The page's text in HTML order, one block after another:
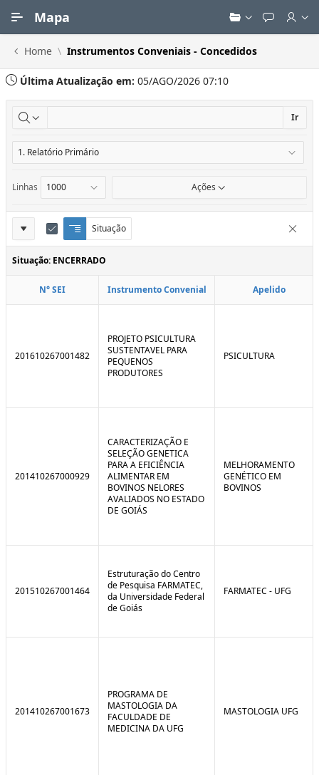
Mapa
Home Instrumentos Conveniais - Concedidos
Última Atualização em: 05/AGO/2026 07:10
Ir
Linhas Ações
Definições
do
Relatório
Situação
Q
u
e
b
E
d
i
t
Situação: ENCERRADO
N° SEI Instrumento Convenial Apelido
201610267001482
PROJETO PSICULTURA
SUSTENTAVEL PARA
PEQUENOS
PRODUTORES
PSICULTURA
201410267000929
CARACTERIZAÇÃO E
SELEÇÃO GENETICA
PARA A EFICIÊNCIA
ALIMENTAR EM
BOVINOS NELORES
AVALIADOS NO ESTADO
DE GOIÁS
MELHORAMENTO
GENÉTICO EM
BOVINOS
201510267001464
Estruturação do Centro
de Pesquisa FARMATEC,
da Universidade Federal
de Goiás
FARMATEC - UFG
201410267001673
PROGRAMA DE
MASTOLOGIA DA
FACULDADE DE
MEDICINA DA UFG
MASTOLOGIA UFG